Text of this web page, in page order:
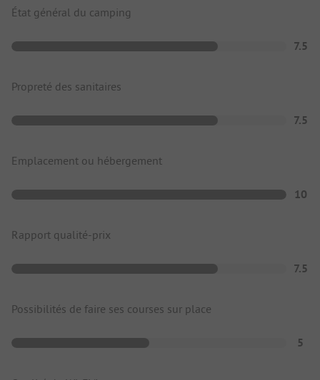
État général du camping
7.5
Propreté des sanitaires
7.5
Emplacement ou hébergement
10
Rapport qualité-prix
7.5
Possibilités de faire ses courses sur place
5